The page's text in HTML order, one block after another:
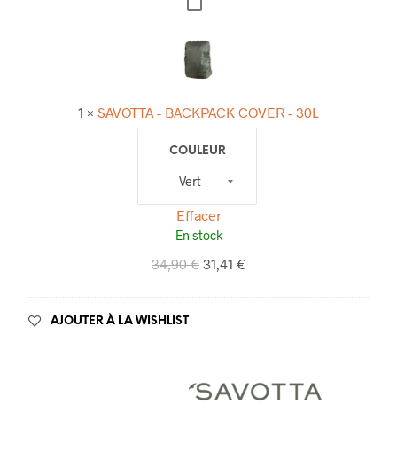
D
S
V
O
T
A
A
C
K
1 × SAVOTTA - BACKPACK COVER - 30L
COULEUR
Effacer
En stock
34,90€ 31,41 €
AJOUTER À LA WISHLIST